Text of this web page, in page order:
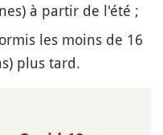
à partir de l'été ;
les moins de 16
plus tard.